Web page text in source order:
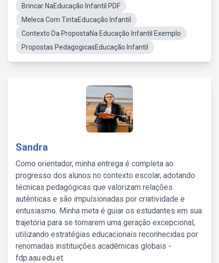
Brincar NaEducação Infantil PDF
Meleca Com TintaEducação Infantil
Contexto Da PropostaNa Educação Infantil Exemplo
Propostas PedagogicasEducação Infantil
Sandra
Como orientador, minha entrega é completa ao
progresso dos alunos no contexto escolar, adotando
técnicas pedagógicas que valorizam relações
autênticas e são impulsionadas por criatividade e
entusiasmo. Minha meta é guiar os estudantes em sua
trajetória para se tornarem uma geração excepcional,
utilizando estratégias educacionais reconhecidas por
renomadas instituições acadêmicas globais -
fdp.aau.edu.et.